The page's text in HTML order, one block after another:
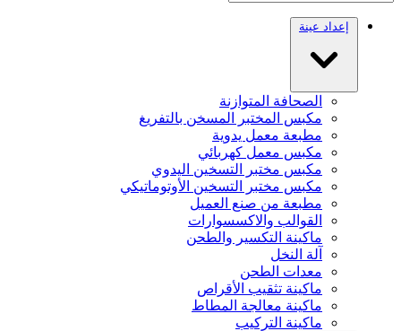
إعداد عينة
الصحافة المتوازنة
مكبس المختبر المسخن بالتفريغ
مطبعة معمل يدوية
مكبس معمل كهربائي
مكبس مختبر التسخين اليدوي
مكبس مختبر التسخين الأوتوماتيكي
مطبعة من صنع العميل
القوالب والاكسسوارات
ماكينة التكسير والطحن
آلة النخل
معدات الطحن
ماكينة تثقيب الأقراص
ماكينة معالجة المطاط
ماكينة التركيب